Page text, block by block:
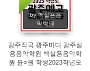
by 백실용음
악학원
496
광주작곡 광주미디 광주실
용음악학원 백실용음악학
원 윤○원 학생2023학년도